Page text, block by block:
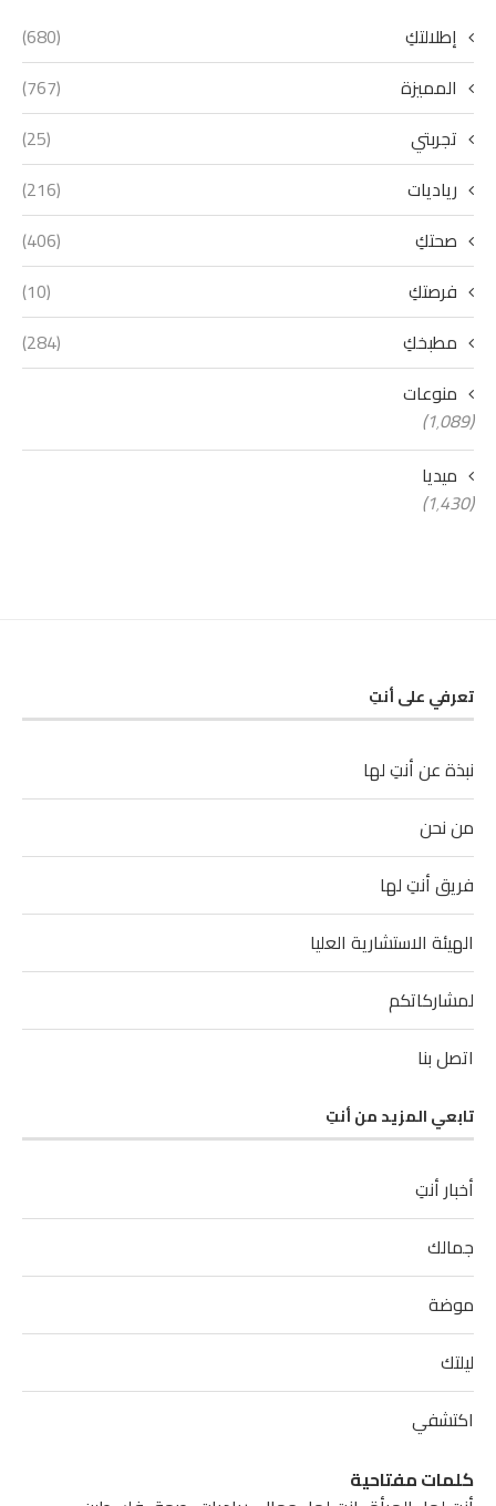
إطلالتكِ
(680)
المميزة
(767)
تجربتي
(25)
رياديات
(216)
صحتكِ
(406)
فرصتكِ
(10)
مطبخكِ
(284)
منوعات
(1٬089)
ميديا
(1٬430)
تعرفي على أنتِ
نبذة عن أنتِ لها
من نحن
فريق أنتِ لها
الهيئة الاستشارية العليا
لمشاركاتكم
اتصل بنا
تابعي المزيد من أنتِ
أخبار أنتِ
جمالك
موضة
ليلتك
اكتشفي
كلمات مفتاحية